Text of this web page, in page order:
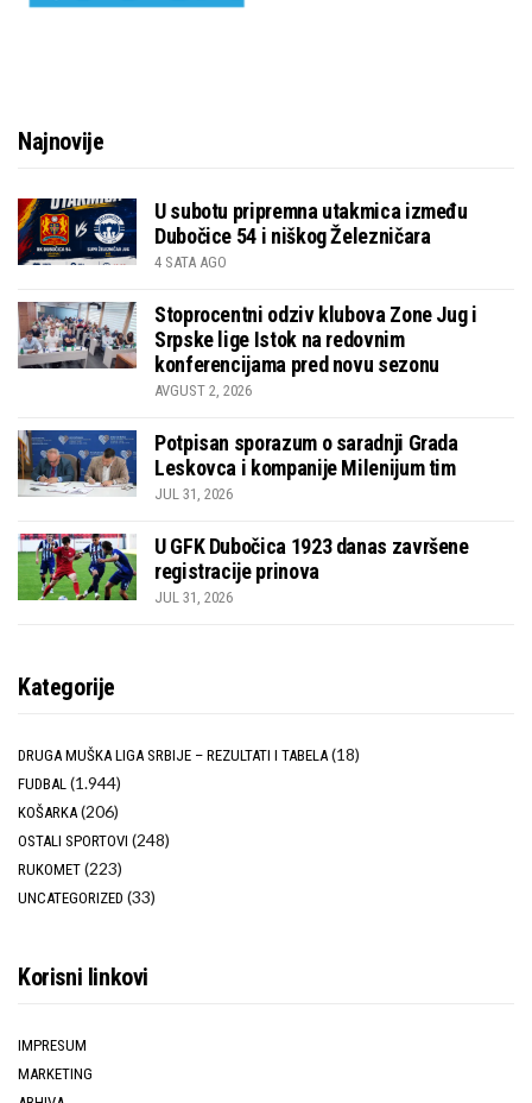
Najnovije
U subotu pripremna utakmica između
Dubočice 54 i niškog Železničara
4 SATA AGO
Stoprocentni odziv klubova Zone Jug i
Srpske lige Istok na redovnim
konferencijama pred novu sezonu
AVGUST 2, 2026
Potpisan sporazum o saradnji Grada
Leskovca i kompanije Milenijum tim
JUL 31, 2026
U GFK Dubočica 1923 danas završene
registracije prinova
JUL 31, 2026
Kategorije
DRUGA MUŠKA LIGA SRBIJE – REZULTATI I TABELA (18)
FUDBAL (1.944)
KOŠARKA (206)
OSTALI SPORTOVI (248)
RUKOMET (223)
UNCATEGORIZED (33)
Korisni linkovi
IMPRESUM
MARKETING